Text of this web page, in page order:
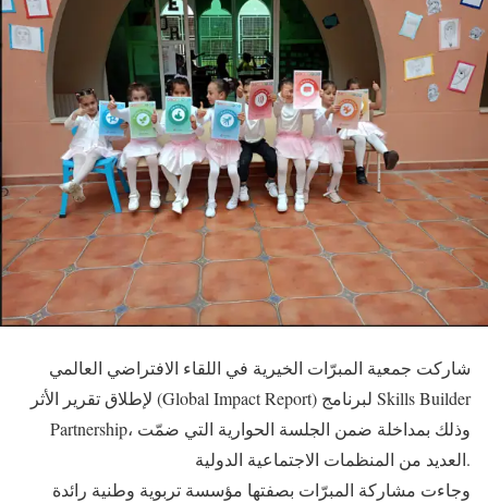
شاركت جمعية المبرّات الخيرية في اللقاء الافتراضي العالمي
لإطلاق تقرير الأثر (Global Impact Report) لبرنامج Skills Builder
Partnership، وذلك بمداخلة ضمن الجلسة الحوارية التي ضمّت
العديد من المنظمات الاجتماعية الدولية.
وجاءت مشاركة المبرّات بصفتها مؤسسة تربوية وطنية رائدة